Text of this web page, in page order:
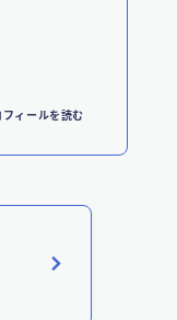
フィールを読む